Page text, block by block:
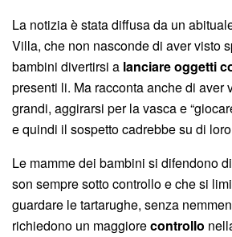
La notizia è stata diffusa da un
Villa, che non nasconde di aver visto
bambini divertirsi a lanciare oggetti
presenti li. Ma racconta anche di aver
grandi, aggirarsi per la vasca e
e quindi il sospetto cadrebbe su di
Le mamme dei bambini si difendono
son sempre sotto controllo e che si
guardare le tartarughe, senza
richiedono un maggiorecontrollo